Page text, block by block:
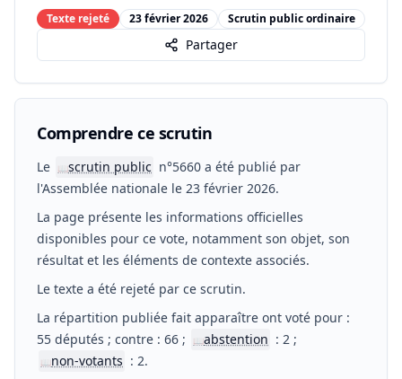
Texte rejeté 23 février 2026 Scrutin public ordinaire
Partager
Comprendre ce scrutin
Le 📖scrutin public n°5660 a été publié par
l'Assemblée nationale le 23 février 2026.
La page présente les informations officielles
disponibles pour ce vote, notamment son objet, son
résultat et les éléments de contexte associés.
Le texte a été rejeté par ce scrutin.
La répartition publiée fait apparaître ont voté pour :
55 députés ; contre : 66 ;
📖abstention : 2 ;
📖non-votants : 2.